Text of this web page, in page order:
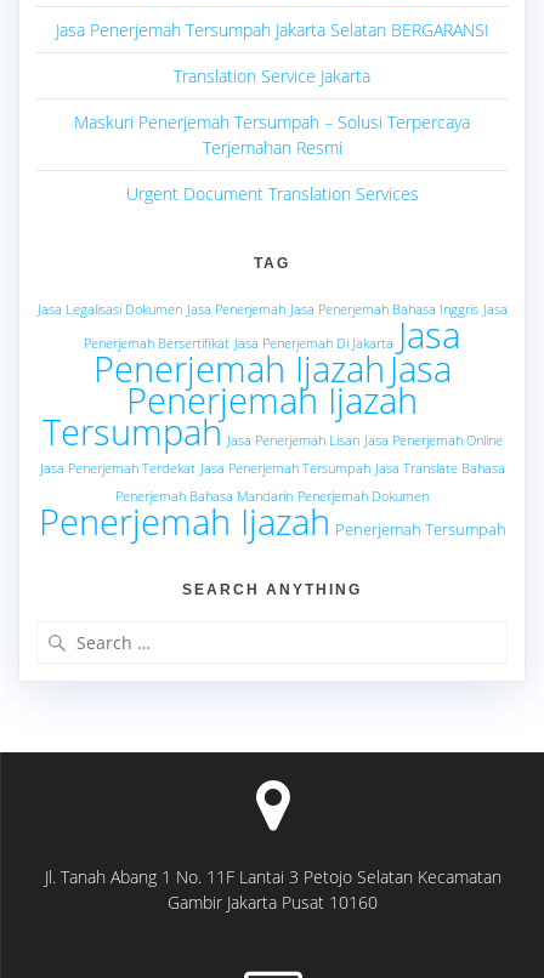
Jasa Penerjemah Tersumpah Jakarta Selatan BERGARANSI
Translation Service Jakarta
Maskuri Penerjemah Tersumpah – Solusi Terpercaya
Terjemahan Resmi
Urgent Document Translation Services
TAG
Jasa Legalisasi Dokumen Jasa Penerjemah Jasa Penerjemah Bahasa Inggris Jasa
Penerjemah Bersertifikat Jasa Penerjemah Di Jakarta Jasa
Penerjemah Ijazah Jasa
Penerjemah Ijazah
Tersumpah Jasa Penerjemah Lisan Jasa Penerjemah Online
Jasa Penerjemah Terdekat Jasa Penerjemah Tersumpah Jasa Translate Bahasa
Penerjemah Bahasa Mandarin Penerjemah Dokumen
Penerjemah Ijazah Penerjemah Tersumpah
SEARCH ANYTHING
Jl. Tanah Abang 1 No. 11F Lantai 3 Petojo Selatan Kecamatan
Gambir Jakarta Pusat 10160